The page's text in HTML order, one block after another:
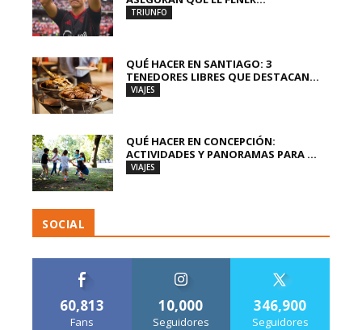
TRIUNFO
QUÉ HACER EN SANTIAGO: 3
TENEDORES LIBRES QUE DESTACAN...
VIAJES
QUÉ HACER EN CONCEPCIÓN:
ACTIVIDADES Y PANORAMAS PARA ...
VIAJES
SOCIAL
60,813
Fans
10,000
Seguidores
346,900
Seguidores